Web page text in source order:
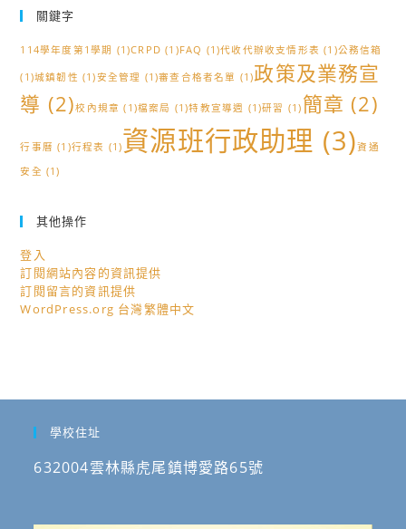
關鍵字
114學年度第1學期 (1)CRPD (1)FAQ (1)代收代辦收支情形表 (1)公務信箱
(1)城鎮韌性 (1)安全管理 (1)審查合格者名單 (1)政策及業務宣
導 (2)校內規章 (1)檔案局 (1)特教宣導週 (1)研習 (1) 簡章 (2)
行事曆 (1)行程表 (1)資源班行政助理 (3)資通
安全 (1)
其他操作
登入
訂閱網站內容的資訊提供
訂閱留言的資訊提供
WordPress.org 台灣繁體中文
學校住址
632004雲林縣虎尾鎮博愛路65號